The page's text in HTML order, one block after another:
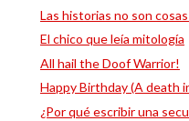
Las historias no son
El chico que leía mitología
All hail the Doof Warrior!
Happy Birthday (A death
¿Por qué escribir una